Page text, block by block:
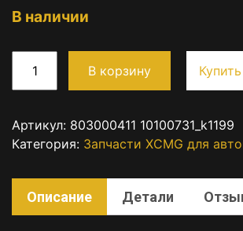
В наличии
В корзину
Артикул: 803000411 10100731_k1199
Категория: Запчасти XCMG для
Описание Детали